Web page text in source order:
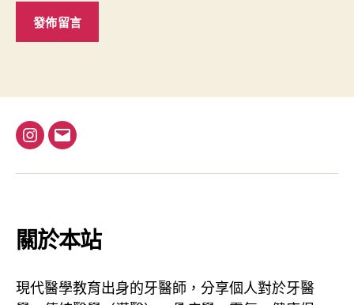
I
a
g
a
電
地
址
關於本站
現代醫學教育出身的牙醫師，分享個人對於牙醫